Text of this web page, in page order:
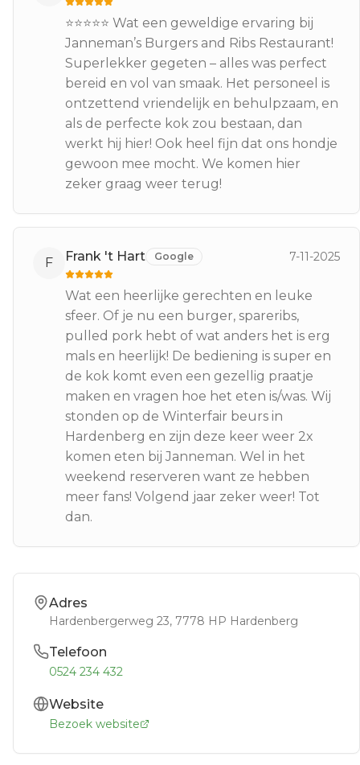
⭐⭐⭐⭐⭐ Wat een geweldige ervaring bij
Janneman’s Burgers and Ribs Restaurant!
Superlekker gegeten – alles was perfect
bereid en vol van smaak. Het personeel is
ontzettend vriendelijk en behulpzaam, en
als de perfecte kok zou bestaan, dan
werkt hij hier! Ook heel fijn dat ons hondje
gewoon mee mocht. We komen hier
zeker graag weer terug!
F Frank 't Hart Google 7-11-2025
Wat een heerlijke gerechten en leuke
sfeer. Of je nu een burger, spareribs,
pulled pork hebt of wat anders het is erg
mals en heerlijk! De bediening is super en
de kok komt even een gezellig praatje
maken en vragen hoe het eten is/was. Wij
stonden op de Winterfair beurs in
Hardenberg en zijn deze keer weer 2x
komen eten bij Janneman. Wel in het
weekend reserveren want ze hebben
meer fans! Volgend jaar zeker weer! Tot
dan.
Adres
Hardenbergerweg 23, 7778 HP Hardenberg
Telefoon
0524 234 432
Website
Bezoek website